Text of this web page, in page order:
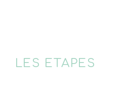
LES ETAPES